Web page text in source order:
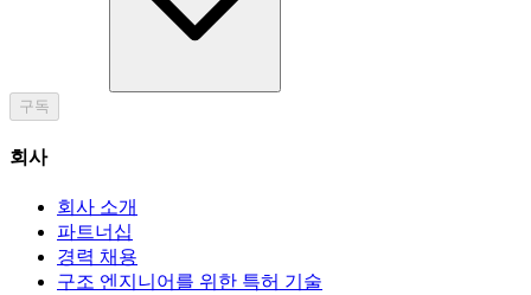
구독
회사
회사 소개
파트너십
경력 채용
구조 엔지니어를 위한 특허 기술